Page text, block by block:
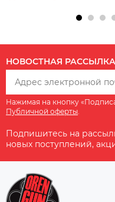
НОВОСТНАЯ РАССЫЛКА
Нажимая на кнопку
Публичной оферты
Подпишитесь на
новых поступлений,